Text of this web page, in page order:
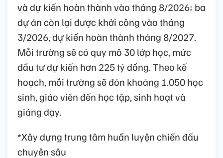
và dự kiến hoàn thành vào tháng 8/2026; ba
dự án còn lại được khởi công vào tháng
3/2026, dự kiến hoàn thành tháng 8/2027.
Mỗi trường sẽ có quy mô 30 lớp học, mức
đầu tư dự kiến hơn 225 tỷ đồng. Theo kế
hoạch, mỗi trường sẽ đón khoảng 1.050 học
sinh, giáo viên đến học tập, sinh hoạt và
giảng dạy.
*Xây dựng trung tâm huấn luyện chiến đấu
chuyên sâu